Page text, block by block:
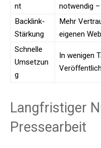
nt
notwendig
Backlink-
Stärkung
Mehr
eigenen
Schnelle
Umsetzun
g
In wenigen
Langfristiger
Pressearbeit